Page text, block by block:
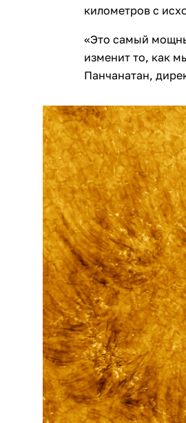
километров с
«Это самый
изменит то, как
Панчанатан,